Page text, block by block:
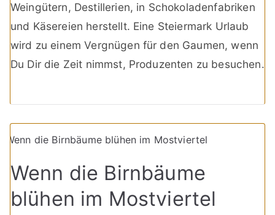
Weingütern, Destillerien, in Schokoladenfabriken
und Käsereien herstellt. Eine Steiermark Urlaub
wird zu einem Vergnügen für den Gaumen, wenn
Du Dir die Zeit nimmst, Produzenten zu besuchen.
Wenn die Birnbäume
blühen im Mostviertel